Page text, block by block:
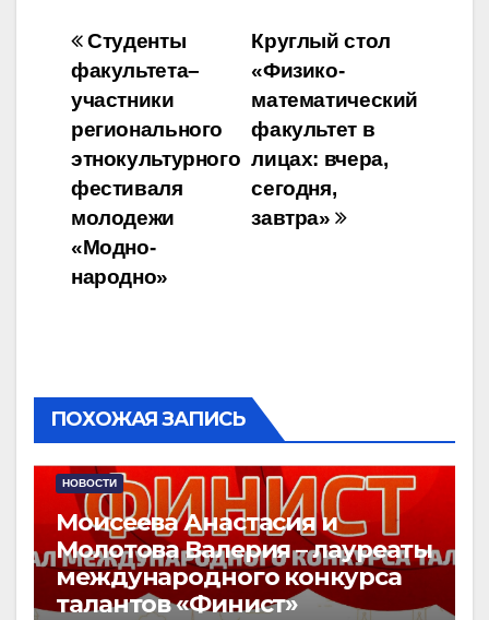
Навигация
по
записям
Круглый стол
«Физико-
математический
факультет в
лицах: вчера,
сегодня,
завтра»
Студенты
факультета–
участники
регионального
этнокультурного
фестиваля
молодежи
«Модно-
народно»
ПОХОЖАЯ ЗАПИСЬ
НОВОСТИ
Моисеева Анастасия и
Молотова Валерия – лауреаты
международного конкурса
талантов «Финист»